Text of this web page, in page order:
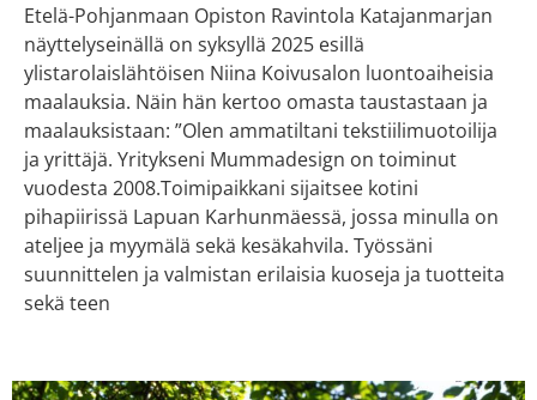
Etelä-Pohjanmaan Opiston Ravintola Katajanmarjan
näyttelyseinällä on syksyllä 2025 esillä
ylistarolaislähtöisen Niina Koivusalon luontoaiheisia
maalauksia. Näin hän kertoo omasta taustastaan ja
maalauksistaan: ”Olen ammatiltani tekstiilimuotoilija
ja yrittäjä. Yritykseni Mummadesign on toiminut
vuodesta 2008.Toimipaikkani sijaitsee kotini
pihapiirissä Lapuan Karhunmäessä, jossa minulla on
ateljee ja myymälä sekä kesäkahvila. Työssäni
suunnittelen ja valmistan erilaisia kuoseja ja tuotteita
sekä teen